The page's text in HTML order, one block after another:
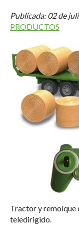
Publicada: 02 de
PRODUCTOS
Tractor y remolque
teledirigido.